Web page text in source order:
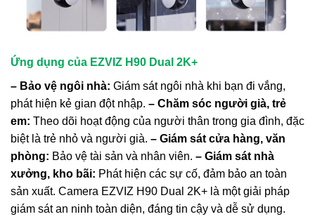
Ứng dụng của EZVIZ H90 Dual 2K+
– Bảo vệ ngôi nhà: Giám sát ngôi nhà khi bạn đi vắng,
phát hiện kẻ gian đột nhập. – Chăm sóc người già, trẻ
em: Theo dõi hoạt động của người thân trong gia đình, đặc
biệt là trẻ nhỏ và người già. – Giám sát cửa hàng, văn
phòng: Bảo vệ tài sản và nhân viên. – Giám sát nhà
xưởng, kho bãi: Phát hiện các sự cố, đảm bảo an toàn
sản xuất. Camera EZVIZ H90 Dual 2K+ là một giải pháp
giám sát an ninh toàn diện, đáng tin cậy và dễ sử dụng.